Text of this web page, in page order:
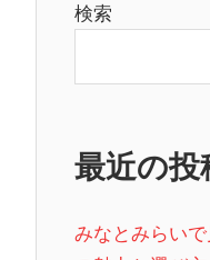
検索
最近の投
みなとみらい